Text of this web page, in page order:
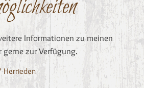
Informationen zu meinen
gerne zur Verfügung.
Herrieden